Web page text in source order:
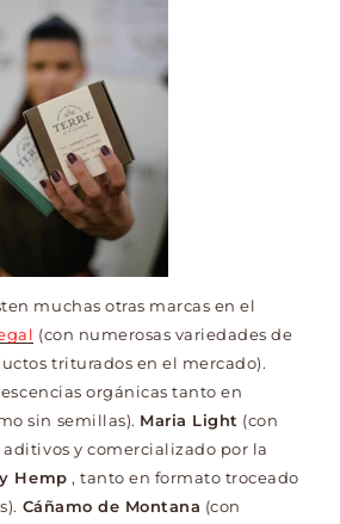
muchas otras marcas en el
(con numerosas variedades de
triturados en el mercado).
orgánicas tanto en
sin semillas). Maria Light (con
y comercializado por la
Hemp , tanto en formato troceado
Cáñamo de Montana (con